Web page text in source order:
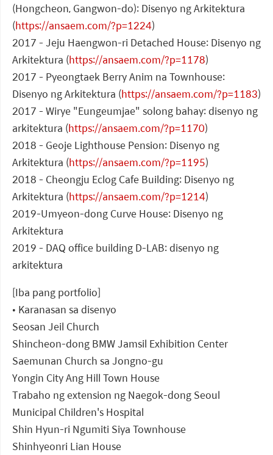
(Hongcheon, Gangwon-do): Disenyo ng Arkitektura
(https://ansaem.com/?p=1224)
2017 - Jeju Haengwon-ri Detached House: Disenyo ng
Arkitektura (https://ansaem.com/?p=1178)
2017 - Pyeongtaek Berry Anim na Townhouse:
Disenyo ng Arkitektura (https://ansaem.com/?p=1183)
2017 - Wirye "Eungeumjae" solong bahay: disenyo ng
arkitektura (https://ansaem.com/?p=1170)
2018 - Geoje Lighthouse Pension: Disenyo ng
Arkitektura (https://ansaem.com/?p=1195)
2018 - Cheongju Eclog Cafe Building: Disenyo ng
Arkitektura (https://ansaem.com/?p=1214)
2019-Umyeon-dong Curve House: Disenyo ng
Arkitektura
2019 - DAQ office building D-LAB: disenyo ng
arkitektura
[Iba pang portfolio]
• Karanasan sa disenyo
Seosan Jeil Church
Shincheon-dong BMW Jamsil Exhibition Center
Saemunan Church sa Jongno-gu
Yongin City Ang Hill Town House
Trabaho ng extension ng Naegok-dong Seoul
Municipal Children's Hospital
Shin Hyun-ri Ngumiti Siya Townhouse
Shinhyeonri Lian House